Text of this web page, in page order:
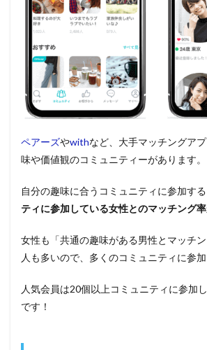
ペアーズやwithなど、大手マッチングア
味や価値観のコミュニティーがあります。
自分の趣味に合うコミュニティに参加する
ティに参加している女性とのマッチング率
女性も「共通の趣味がある男性とマッチ
人も多いので、多くのコミュニティに参
人気会員は20個以上コミュニティに参加
です！